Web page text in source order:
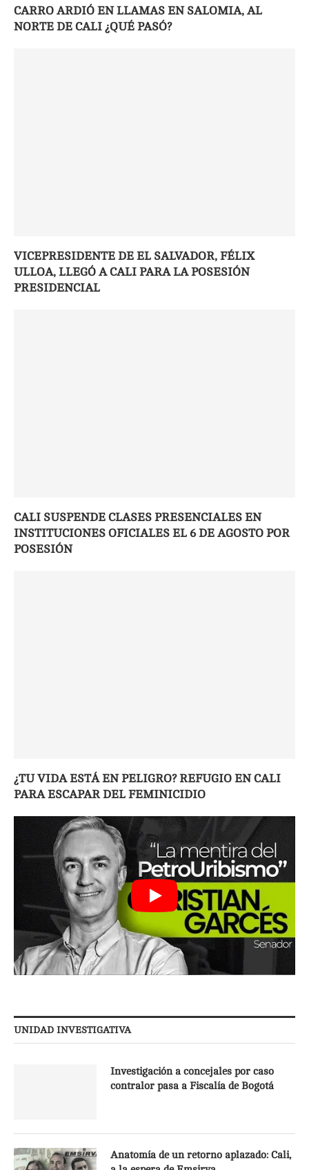
CARRO ARDIÓ EN LLAMAS EN SALOMIA, AL
NORTE DE CALI ¿QUÉ PASÓ?
VICEPRESIDENTE DE EL SALVADOR, FÉLIX
ULLOA, LLEGÓ A CALI PARA LA POSESIÓN
PRESIDENCIAL
CALI SUSPENDE CLASES PRESENCIALES EN
INSTITUCIONES OFICIALES EL 6 DE AGOSTO POR
POSESIÓN
¿TU VIDA ESTÁ EN PELIGRO? REFUGIO EN CALI
PARA ESCAPAR DEL FEMINICIDIO
UNIDAD INVESTIGATIVA
Investigación a concejales por caso
contralor pasa a Fiscalía de Bogotá
Anatomía de un retorno aplazado: Cali,